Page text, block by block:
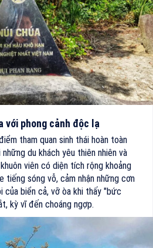
với phong cảnh độc lạ
tham quan sinh thái hoàn toàn
du khách yêu thiên nhiên và
viên có diện tích rộng khoảng
tiếng sóng vỗ, cảm nhận những cơn
của biển cả, vỡ òa khi thấy "bức
kỳ vĩ đến choáng ngợp.